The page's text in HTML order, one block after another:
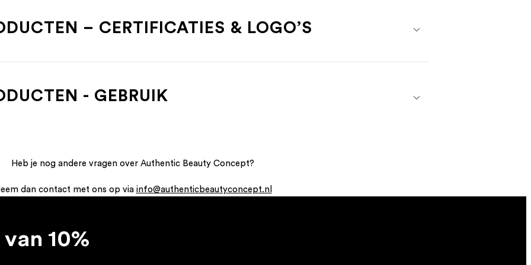
– CERTIFICATIES & LOGO’S
- GEBRUIK
Heb je nog andere vragen over Authentic Beauty Concept?
dan contact met ons op via info@authenticbeautyconcept.nl
10%